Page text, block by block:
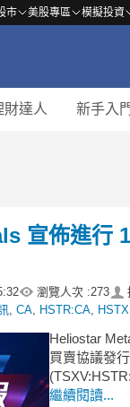
市 美股專區 模擬投資
財達人 新手入
宣佈進行
瀏覽人次 :273
CA HSTR:CA
Heliostar
買賣協議發
繼續閱讀...